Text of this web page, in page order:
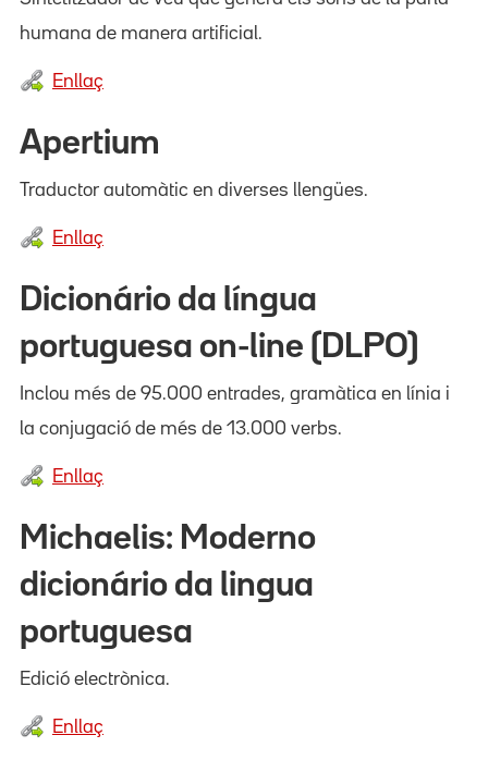
humana de manera artificial.
Enllaç
Apertium
Traductor automàtic en diverses llengües.
Enllaç
Dicionário da língua
portuguesa on-line (DLPO)
Inclou més de 95.000 entrades, gramàtica en línia i
la conjugació de més de 13.000 verbs.
Enllaç
Michaelis: Moderno
dicionário da lingua
portuguesa
Edició electrònica.
Enllaç